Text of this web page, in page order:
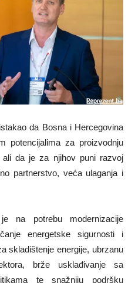
da Bosna i Hercegovina
potencijalima za proizvodnju
ali da je za njihov puni razvoj
partnerstvo, veća ulaganja i
na potrebu modernizacije
energetske sigurnosti i
skladištenje energije, ubrzanu
brže usklađivanje sa
te snažniju podršku